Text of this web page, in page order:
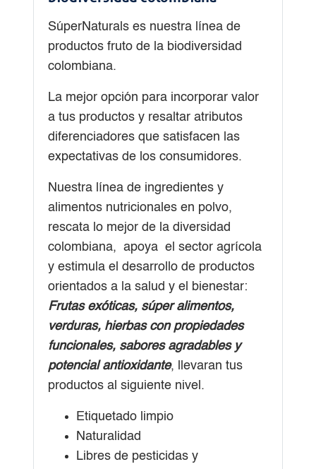
SúperNaturals es nuestra línea de
productos fruto de la biodiversidad
colombiana.
La mejor opción para incorporar valor
a tus productos y resaltar atributos
diferenciadores que satisfacen las
expectativas de los consumidores.
Nuestra línea de ingredientes y
alimentos nutricionales en polvo,
rescata lo mejor de la diversidad
colombiana, apoya el sector agrícola
y estimula el desarrollo de productos
orientados a la salud y el bienestar:
Frutas exóticas, súper alimentos,
verduras, hierbas con propiedades
funcionales, sabores agradables y
potencial antioxidante, llevaran tus
productos al siguiente nivel.
Etiquetado limpio
Naturalidad
Libres de pesticidas y